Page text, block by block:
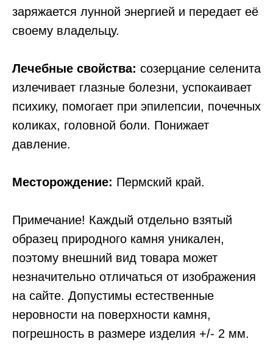
заряжается лунной энергией и передает её
своему владельцу.
Лечебные свойства: созерцание селенита
излечивает глазные болезни, успокаивает
психику, помогает при эпилепсии, почечных
коликах, головной боли. Понижает
давление.
Месторождение: Пермский край.
Примечание! Каждый отдельно взятый
образец природного камня уникален,
поэтому внешний вид товара может
незначительно отличаться от изображения
на сайте. Допустимы естественные
неровности на поверхности камня,
погрешность в размере изделия +/- 2 мм.